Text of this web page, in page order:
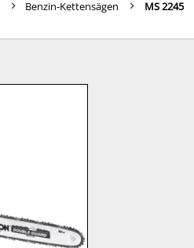
Benzin-Kettensägen MS 2245